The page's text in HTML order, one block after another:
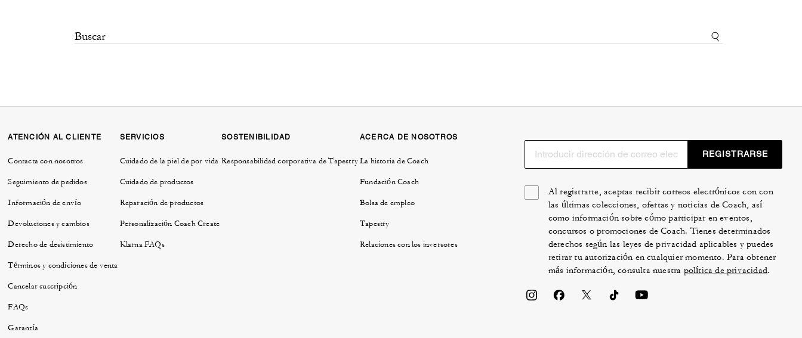
ATENCIÓN AL CLIENTE
Contacta con nosotros
Seguimiento de pedidos
Información de envío
Devoluciones y cambios
Derecho de desistimiento
Términos y condiciones de venta
Cancelar suscripción
FAQs
Garantía
SERVICIOS
Cuidado de la piel de por vida
Cuidado de productos
Reparación de productos
Personalización Coach Create
Klarna FAQs
SOSTENIBILIDAD
Responsabilidad corporativa de Tapestry
ACERCA DE NOSOTROS
La historia de Coach
Fundación Coach
Bolsa de empleo
Tapestry
Relaciones con los inversores
REGISTRARSE
Al registrarte, aceptas recibir correos electrónicos con con
las últimas colecciones, ofertas y noticias de Coach, así
como información sobre cómo participar en eventos,
concursos o promociones de Coach. Tienes determinados
derechos según las leyes de privacidad aplicables y puedes
retirar tu autorización en cualquier momento. Para obtener
más información, consulta nuestra política de privacidad.